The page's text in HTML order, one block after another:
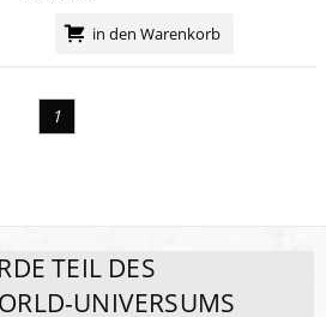
in den Warenkorb
1
TEIL DES
UNIVERSUMS